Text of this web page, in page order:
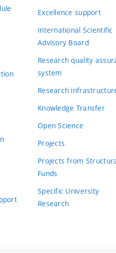
Excellence support
International Scientific
Advisory Board
Research quality
system
Research
Knowledge Transfer
Open Science
Projects
Projects from
Funds
Specific University
Research